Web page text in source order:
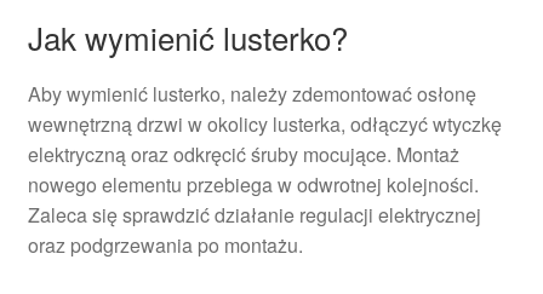
Jak wymienić lusterko?
Aby wymienić lusterko, należy zdemontować osłonę
wewnętrzną drzwi w okolicy lusterka, odłączyć wtyczkę
elektryczną oraz odkręcić śruby mocujące. Montaż
nowego elementu przebiega w odwrotnej kolejności.
Zaleca się sprawdzić działanie regulacji elektrycznej
oraz podgrzewania po montażu.